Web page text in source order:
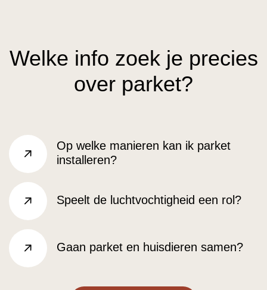
Welke info zoek je precies
over parket?
rechts
Op welke manieren kan ik parket
installeren?
rechts
Speelt de luchtvochtigheid een rol?
rechts
Gaan parket en huisdieren samen?